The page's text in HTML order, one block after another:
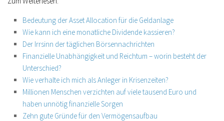
Bedeutung der Asset Allocation für die Geldanlage
Wie kann ich eine monatliche Dividende kassieren?
Der Irrsinn der täglichen Börsennachrichten
Finanzielle Unabhängigkeit und Reichtum – worin besteht der
Unterschied?
Wie verhalte ich mich als Anleger in Krisenzeiten?
Millionen Menschen verzichten auf viele tausend Euro und
haben unnötig finanzielle Sorgen
Zehn gute Gründe für den Vermögensaufbau